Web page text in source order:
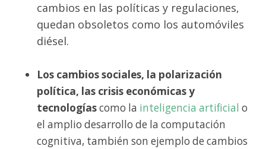
cambios en las políticas y regulaciones,
quedan obsoletos como los automóviles
diésel.
Los cambios sociales, la polarización
política, las crisis económicas y
tecnologíascomo la inteligencia artificial o
el amplio desarrollo de la computación
cognitiva, también son ejemplo de cambios